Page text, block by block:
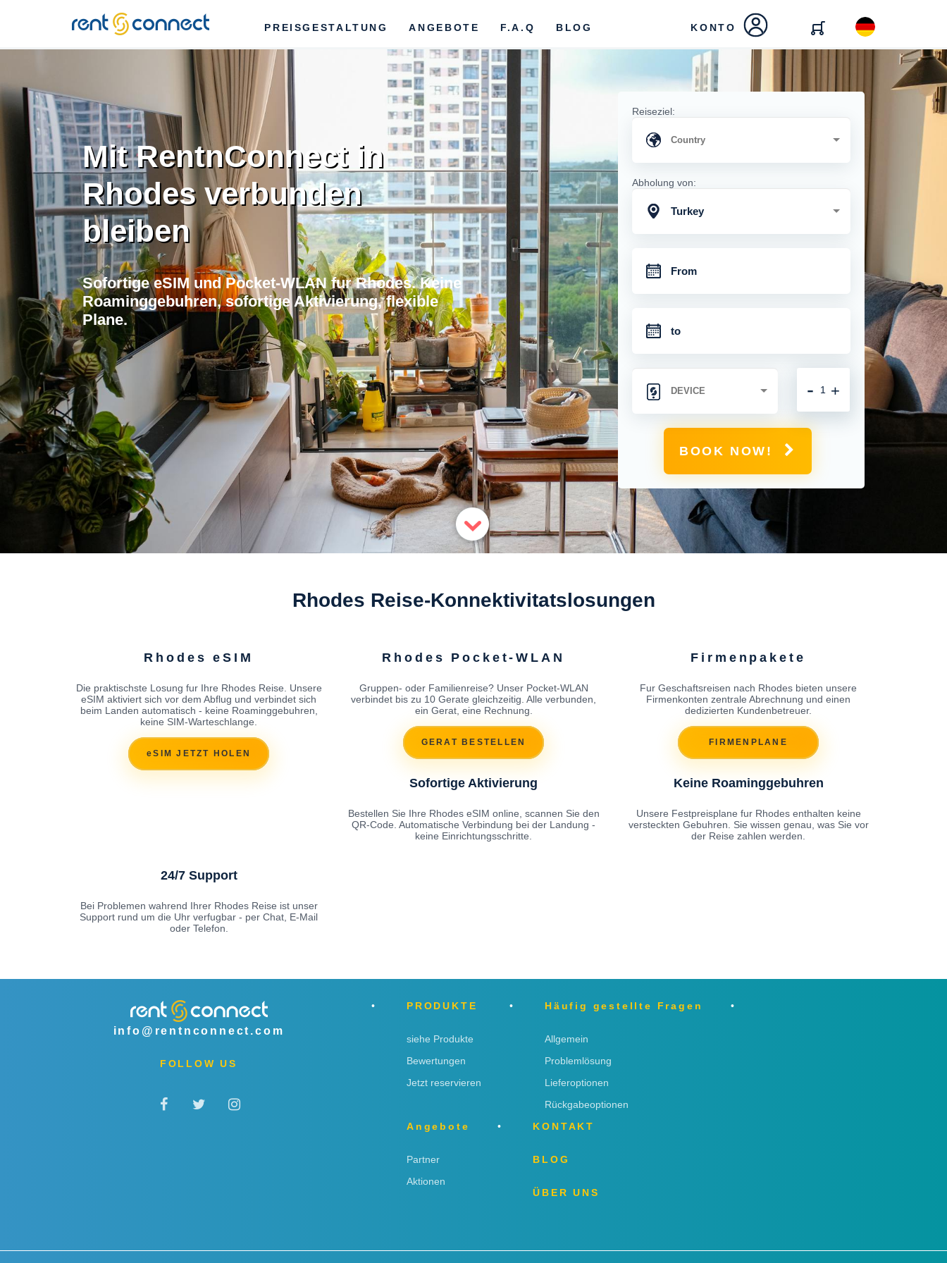
RENT'N
CONNECT
PREISGESTALTUNG ANGEBOTE F.A.Q BLOG KONTO
Mit RentnConnect in
Rhodes verbunden
bleiben
Sofortige eSIM und Pocket-WLAN fur Rhodes. Keine
Roaminggebuhren, sofortige Aktivierung, flexible
Plane.
Reiseziel:
Abholung von:
Turkey
+
-
BOOK NOW!
Rhodes Reise-Konnektivitatslosungen
Rhodes eSIM
Die praktischste Losung fur Ihre Rhodes Reise. Unsere
eSIM aktiviert sich vor dem Abflug und verbindet sich
beim Landen automatisch - keine Roaminggebuhren,
keine SIM-Warteschlange.
eSIM JETZT HOLEN
Rhodes Pocket-WLAN
Gruppen- oder Familienreise? Unser Pocket-WLAN
verbindet bis zu 10 Gerate gleichzeitig. Alle verbunden,
ein Gerat, eine Rechnung.
GERAT BESTELLEN
Firmenpakete
Fur Geschaftsreisen nach Rhodes bieten unsere
Firmenkonten zentrale Abrechnung und einen
dedizierten Kundenbetreuer.
FIRMENPLANE
Sofortige Aktivierung
Bestellen Sie Ihre Rhodes eSIM online, scannen Sie den
QR-Code. Automatische Verbindung bei der Landung -
keine Einrichtungsschritte.
Keine Roaminggebuhren
Unsere Festpreisplane fur Rhodes enthalten keine
versteckten Gebuhren. Sie wissen genau, was Sie vor
der Reise zahlen werden.
24/7 Support
Bei Problemen wahrend Ihrer Rhodes Reise ist unser
Support rund um die Uhr verfugbar - per Chat, E-Mail
oder Telefon.
info@rentnconnect.com
FOLLOW US
PRODUKTE
siehe Produkte
Bewertungen
Jetzt reservieren
Häufig gestellte Fragen
Allgemein
Problemlösung
Lieferoptionen
Rückgabeoptionen
Angebote
Partner
Aktionen
KONTAKT
BLOG
ÜBER UNS